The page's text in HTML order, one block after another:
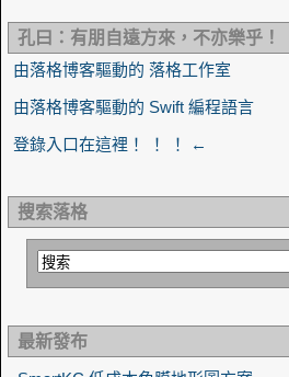
孔曰：有朋自遠方來，不亦樂乎！
由落格博客驅動的 落格工作室
由落格博客驅動的 Swift 編程語言
登錄入口在這裡！ ！ ！ ←
搜索落格
最新發布